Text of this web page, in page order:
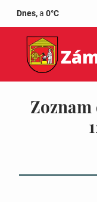
Dnes,a 0°C